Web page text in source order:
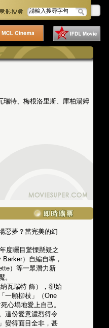
瑞特、梅根洛里斯、庫柏湯姆
惡夢？當完美的幻
度矚目驚慄懸疑之
）自編自導，
）等一眾潛力新
瓦瑞特 飾），卻始
一願柳枝」（One
心塌地愛上自己。
這份愛意濃烈得令
變得面目全非，甚